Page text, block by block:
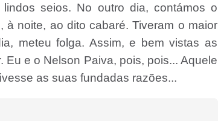
seios. No outro dia, contámos o
noite, ao dito cabaré. Tiveram o maior
meteu folga. Assim, e bem vistas as
e o Nelson Paiva, pois, pois... Aquele
as suas fundadas razões...